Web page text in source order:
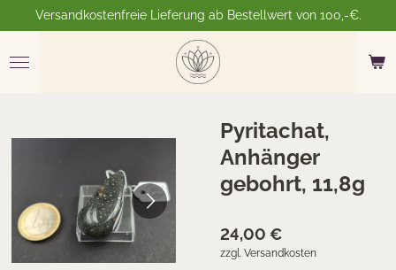
Hauptinhalt
springen
Versandkostenfreie Lieferung ab Bestellwert von 100,-€.
Pyritachat,
Anhänger
gebohrt, 11,8g
24,00 €
zzgl. Versandkosten